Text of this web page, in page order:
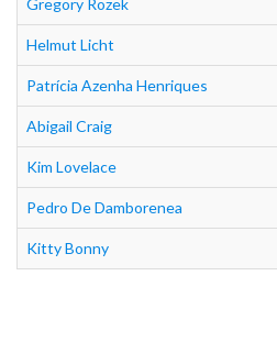
Gregory Rozek
Helmut Licht
Patrícia Azenha Henriques
Abigail Craig
Kim Lovelace
Pedro De Damborenea
Kitty Bonny